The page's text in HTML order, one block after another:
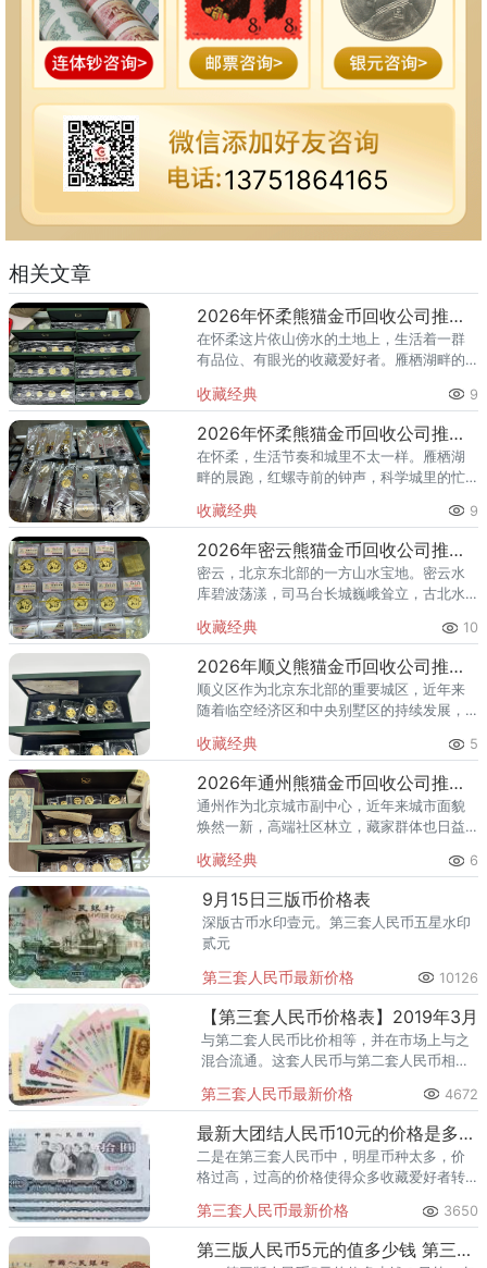
13751864165
相关文章
2026年怀柔熊猫金币回收公司推荐 怀柔回收熊猫金币渠道
在怀柔这片依山傍水的土地上，生活着一群
有品位、有眼光的收藏爱好者。雁栖湖畔的
红螺寺的香火绵延不绝——怀柔的藏家群体
也在悄然壮大。熊猫金币，作为
收藏经典 9
2026年怀柔熊猫金币回收公司推荐 怀柔哪里回收熊猫金币
在怀柔，生活节奏和城里不太一样。雁栖湖
畔的晨跑，红螺寺前的钟声，科学城里的忙
值。熊猫金币作为兼具投资与收藏属性的热
门品种，在怀柔的藏家圈子里一
收藏经典 9
2026年密云熊猫金币回收公司推荐 密云回收熊猫金币正规渠道
密云，北京东北部的一方山水宝地。密云水
库碧波荡漾，司马台长城巍峨耸立，古北水
的土地上，越来越多的人开始关注钱币收
藏，熊猫金币凭借其国家法定货币
收藏经典 10
2026年顺义熊猫金币回收公司推荐 顺义回收熊猫金币渠道
顺义区作为北京东北部的重要城区，近年来
随着临空经济区和中央别墅区的持续发展，
量也在稳步增长。然而，不少顺义藏家在考
虑出手熊猫金币时，总会遇到一
收藏经典 5
2026年通州熊猫金币回收公司推荐 通州出手熊猫金币藏家该选哪家？
通州作为北京城市副中心，近年来城市面貌
焕然一新，高端社区林立，藏家群体也日益
爱琴海购物公园，从行政办公区到运河商务
区，关注钱币收藏的人越来越多
收藏经典 6
9月15日三版币价格表
深版古币水印壹元。第三套人民币五星水印
贰元
第三套人民币最新价格 10126
【第三套人民币价格表】2019年3月
与第二套人民币比价相等，并在市场上与之
混合流通。这套人民币与第二套人民币相
和1元四种金属币，保留了1分、2分、5分纸
币。
第三套人民币最新价格 4672
最新大团结人民币10元的价格是多少？大团结人民币10元价格表
二是在第三套人民币中，明星币种太多，价
格过高，过高的价格使得众多收藏爱好者转
第三套人民币最新价格 3650
第三版人民币5元的值多少钱 第三版人民币5元市场价格